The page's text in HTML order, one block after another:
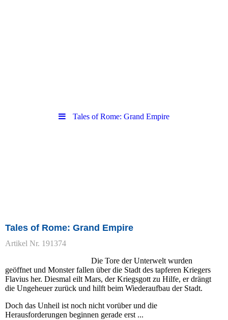
Tales of Rome: Grand Empire
Tales of Rome: Grand Empire
Artikel Nr. 191374
Die Tore der Unterwelt wurden
geöffnet und Monster fallen über die Stadt des tapferen Kriegers
Flavius her. Diesmal eilt Mars, der Kriegsgott zu Hilfe, er drängt
die Ungeheuer zurück und hilft beim Wiederaufbau der Stadt.
Doch das Unheil ist noch nicht vorüber und die
Herausforderungen beginnen gerade erst ...